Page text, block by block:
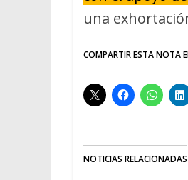
una
COMPARTIR ESTA NOTA
NOTICIAS RELACIONADAS